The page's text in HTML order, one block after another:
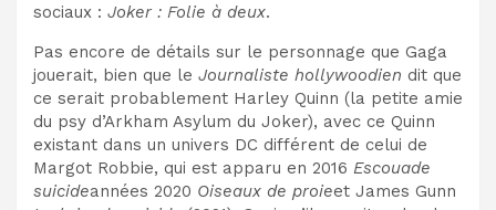
sociaux : Joker : Folie à deux.
Pas encore de détails sur le personnage que Gaga
jouerait, bien que le Journaliste hollywoodien dit que
ce serait probablement Harley Quinn (la petite amie
du psy d’Arkham Asylum du Joker), avec ce Quinn
existant dans un univers DC différent de celui de
Margot Robbie, qui est apparu en 2016 Escouade
suicideannées 2020 Oiseaux de proieet James Gunn